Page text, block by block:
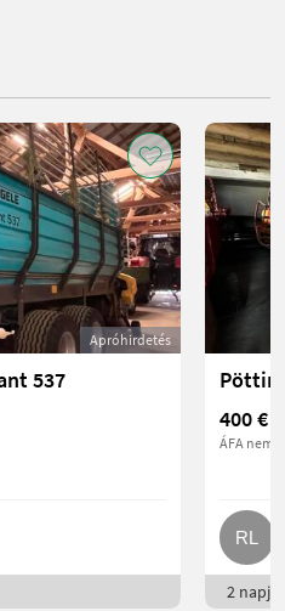
Apróhirdetés
537
400 €
ÁFA nem
2 napja